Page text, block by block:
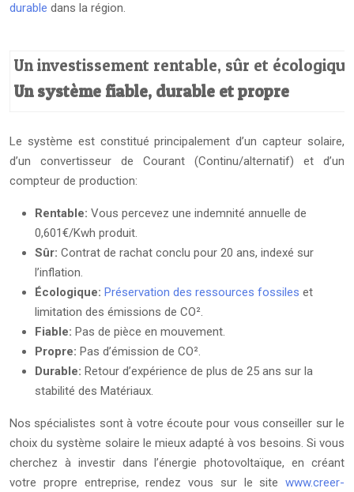
durable dans la région.
Un investissement rentable, sûr et écologique
Un système fiable, durable et propre
Le système est constitué principalement d’un capteur solaire,
d’un convertisseur de Courant (Continu/alternatif) et d’un
compteur de production:
Rentable: Vous percevez une indemnité annuelle de
0,601€/Kwh produit.
Sûr: Contrat de rachat conclu pour 20 ans, indexé sur
l’inflation.
Écologique: Préservation des ressources fossiles et
limitation des émissions de CO².
Fiable: Pas de pièce en mouvement.
Propre: Pas d’émission de CO².
Durable: Retour d’expérience de plus de 25 ans sur la
stabilité des Matériaux.
Nos spécialistes sont à votre écoute pour vous conseiller sur le
choix du système solaire le mieux adapté à vos besoins. Si vous
cherchez à investir dans l’énergie photovoltaïque, en créant
votre propre entreprise, rendez vous sur le site www.creer-